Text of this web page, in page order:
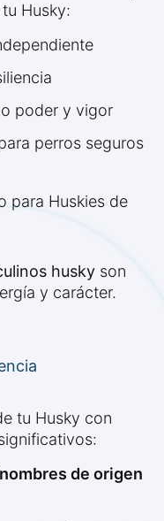
Husky:
poder y vigor
perros seguros
para Huskies de
husky son
y carácter.
tu Husky con
nombres de origen